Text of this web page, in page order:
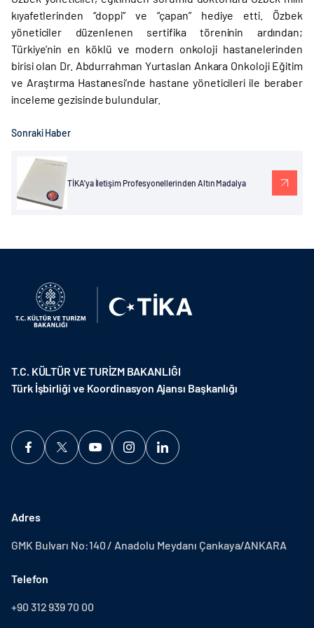
kıyafetlerinden “doppi” ve “çapan” hediye etti. Özbek
yöneticiler düzenlenen sertifika töreninin ardından;
Türkiye’nin en köklü ve modern onkoloji hastanelerinden
birisi olan Dr. Abdurrahman Yurtaslan Ankara Onkoloji Eğitim
ve Araştırma Hastanesi’nde hastane yöneticileri ile beraber
inceleme gezisinde bulundular.
Sonraki Haber
TİKA'ya İletişim Profesyonellerinden Altın Madalya
T.C. KÜLTÜR VE TURİZM BAKANLIĞI
Türk İşbirliği ve Koordinasyon Ajansı Başkanlığı
Adres
GMK Bulvarı No:140 / Anadolu Meydanı Çankaya/ANKARA
Telefon
+90 312 939 70 00